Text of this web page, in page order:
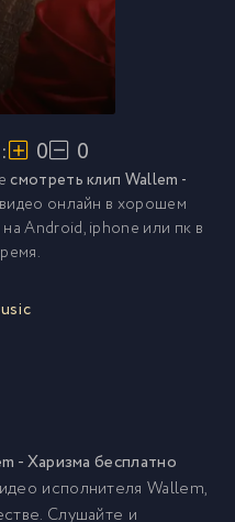
0 0
смотреть клип Wallem -
онлайн в хорошем
Android, iphone или пк в
- Харизма бесплатно
исполнителя Wallem,
Слушайте и